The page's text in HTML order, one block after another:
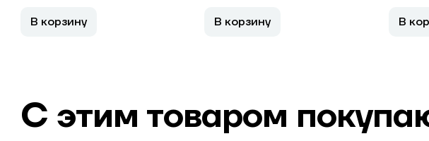
В корзину В корзину В
С этим товаром